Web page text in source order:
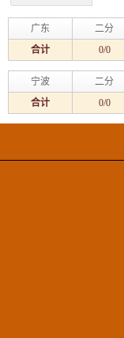
广东 二分
合计
0/0
宁波 二分
合计
0/0